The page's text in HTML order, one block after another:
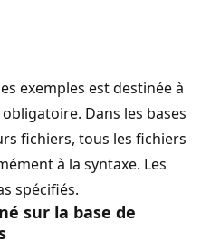
exemples est destinée à
Dans les bases
fichiers, tous les fichiers
à la syntaxe. Les
spécifiés.
sur la base de